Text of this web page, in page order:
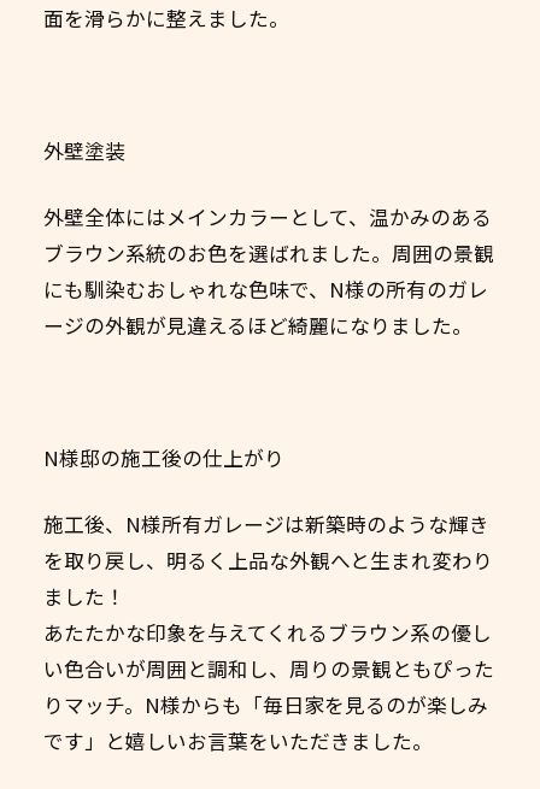
面を滑らかに整えました。
外壁塗装
外壁全体にはメインカラーとして、温かみのある
ブラウン系統のお色を選ばれました。周囲の景観
にも馴染むおしゃれな色味で、N様の所有のガレ
ージの外観が見違えるほど綺麗になりました。
N様邸の施工後の仕上がり
施工後、N様所有ガレージは新築時のような輝き
を取り戻し、明るく上品な外観へと生まれ変わり
ました！
あたたかな印象を与えてくれるブラウン系の優し
い色合いが周囲と調和し、周りの景観ともぴった
りマッチ。N様からも「毎日家を見るのが楽しみ
です」と嬉しいお言葉をいただきました。